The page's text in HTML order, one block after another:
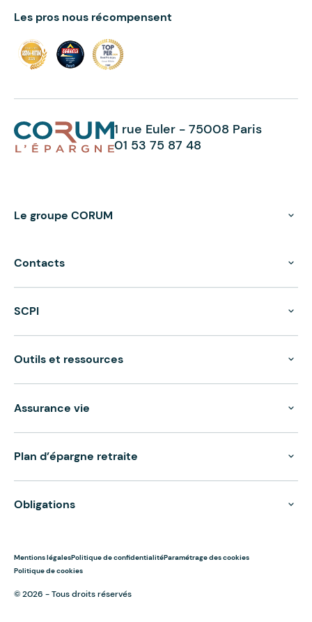
Les pros nous récompensent
1 rue Euler - 75008 Paris
01 53 75 87 48
Le groupe CORUM
Contacts
SCPI
Outils et ressources
Assurance vie
Plan d’épargne retraite
Obligations
Mentions légalesPolitique de confidentialitéParamétrage des cookies
Politique de cookies
© 2026 - Tous droits réservés